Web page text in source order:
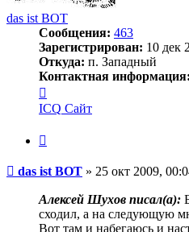
das ist BOT
Сообщения: 463
Зарегистрирован: 10 дек
Откуда: п. Западный
Контактная информация:
информация
пользователя
ist
ICQ Сайт
Сообщение
das ist BOT » 25 окт 2009,
Алексей Шухов писал(a):
сходил, а на следующую
Вот там и набегаюсь и